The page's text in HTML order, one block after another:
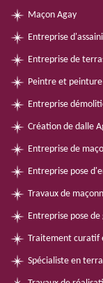
Maçon Agay
Entreprise
Entreprise de
Peintre et
Entreprise
Création de dalle
Entreprise de
Entreprise pose
Travaux de
Entreprise pose
Traitement curatif
Spécialiste en